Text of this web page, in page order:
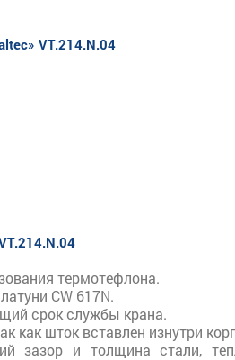
VT.214.N.04
термотефлона.
CW 617N.
срок службы крана.
как шток вставлен изнутри
зазор и толщина стали,